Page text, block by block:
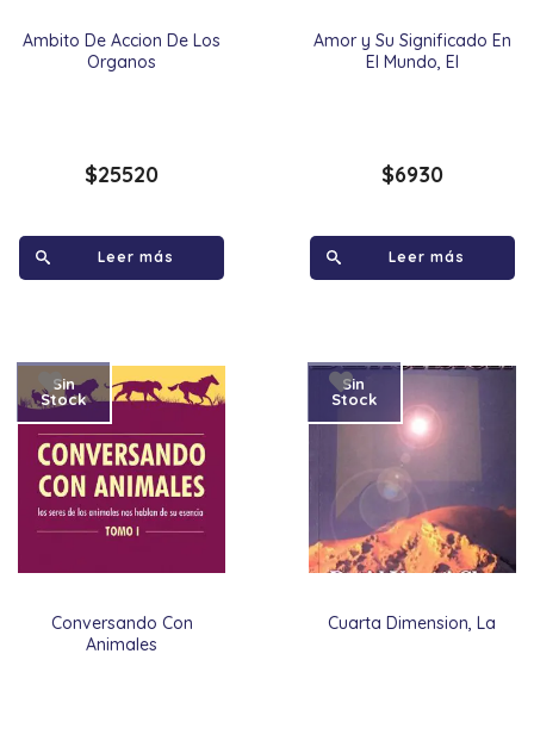
Ambito De Accion De Los
Organos
$25520
Leer más
Amor y Su Significado En
El Mundo, El
$6930
Leer más
Conversando Con
Animales
Sin
Stock
Cuarta Dimension, La
Sin
Stock